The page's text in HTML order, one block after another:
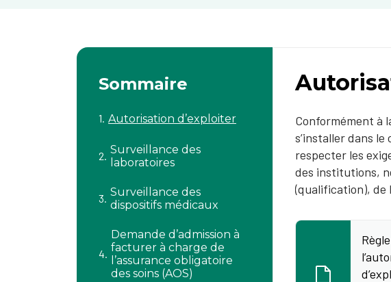
Sommaire
Autorisation d’exploiter
Surveillance des
laboratoires
Surveillance des
dispositifs médicaux
Demande d’admission à
facturer à charge de
l’assurance obligatoire
des soins (AOS)
Conformément à
s’installer dans
respecter les
des institutions,
(qualification), de